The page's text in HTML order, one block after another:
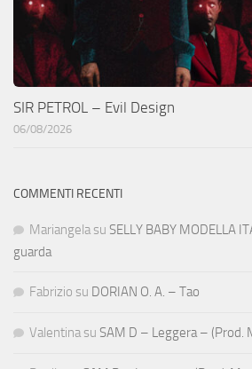
SIR PETROL – Evil Design
06/08/2026
COMMENTI RECENTI
Mariangela su SELLY BABY MODELLA
guarda
Fabrizio su DORIAN O. A. – Tao
Valentina su SAM D – Leggera – (Prod.